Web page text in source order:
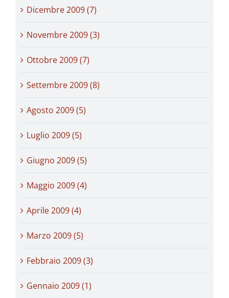
Dicembre 2009 (7)
Novembre 2009 (3)
Ottobre 2009 (7)
Settembre 2009 (8)
Agosto 2009 (5)
Luglio 2009 (5)
Giugno 2009 (5)
Maggio 2009 (4)
Aprile 2009 (4)
Marzo 2009 (5)
Febbraio 2009 (3)
Gennaio 2009 (1)